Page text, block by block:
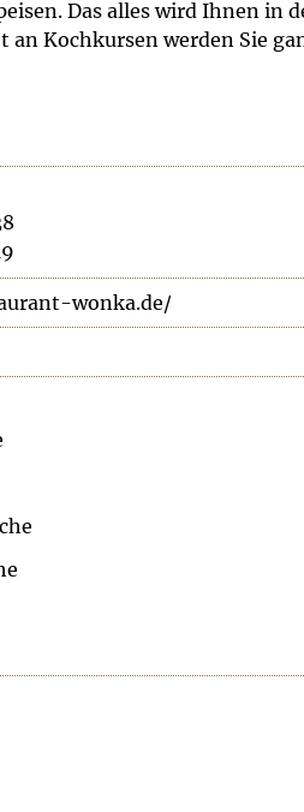
Das alles wird Ihnen in
Kochkursen werden Sie
wonka.de/